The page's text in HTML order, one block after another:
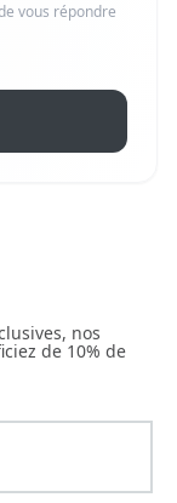
vous répondre
nos
de 10% de